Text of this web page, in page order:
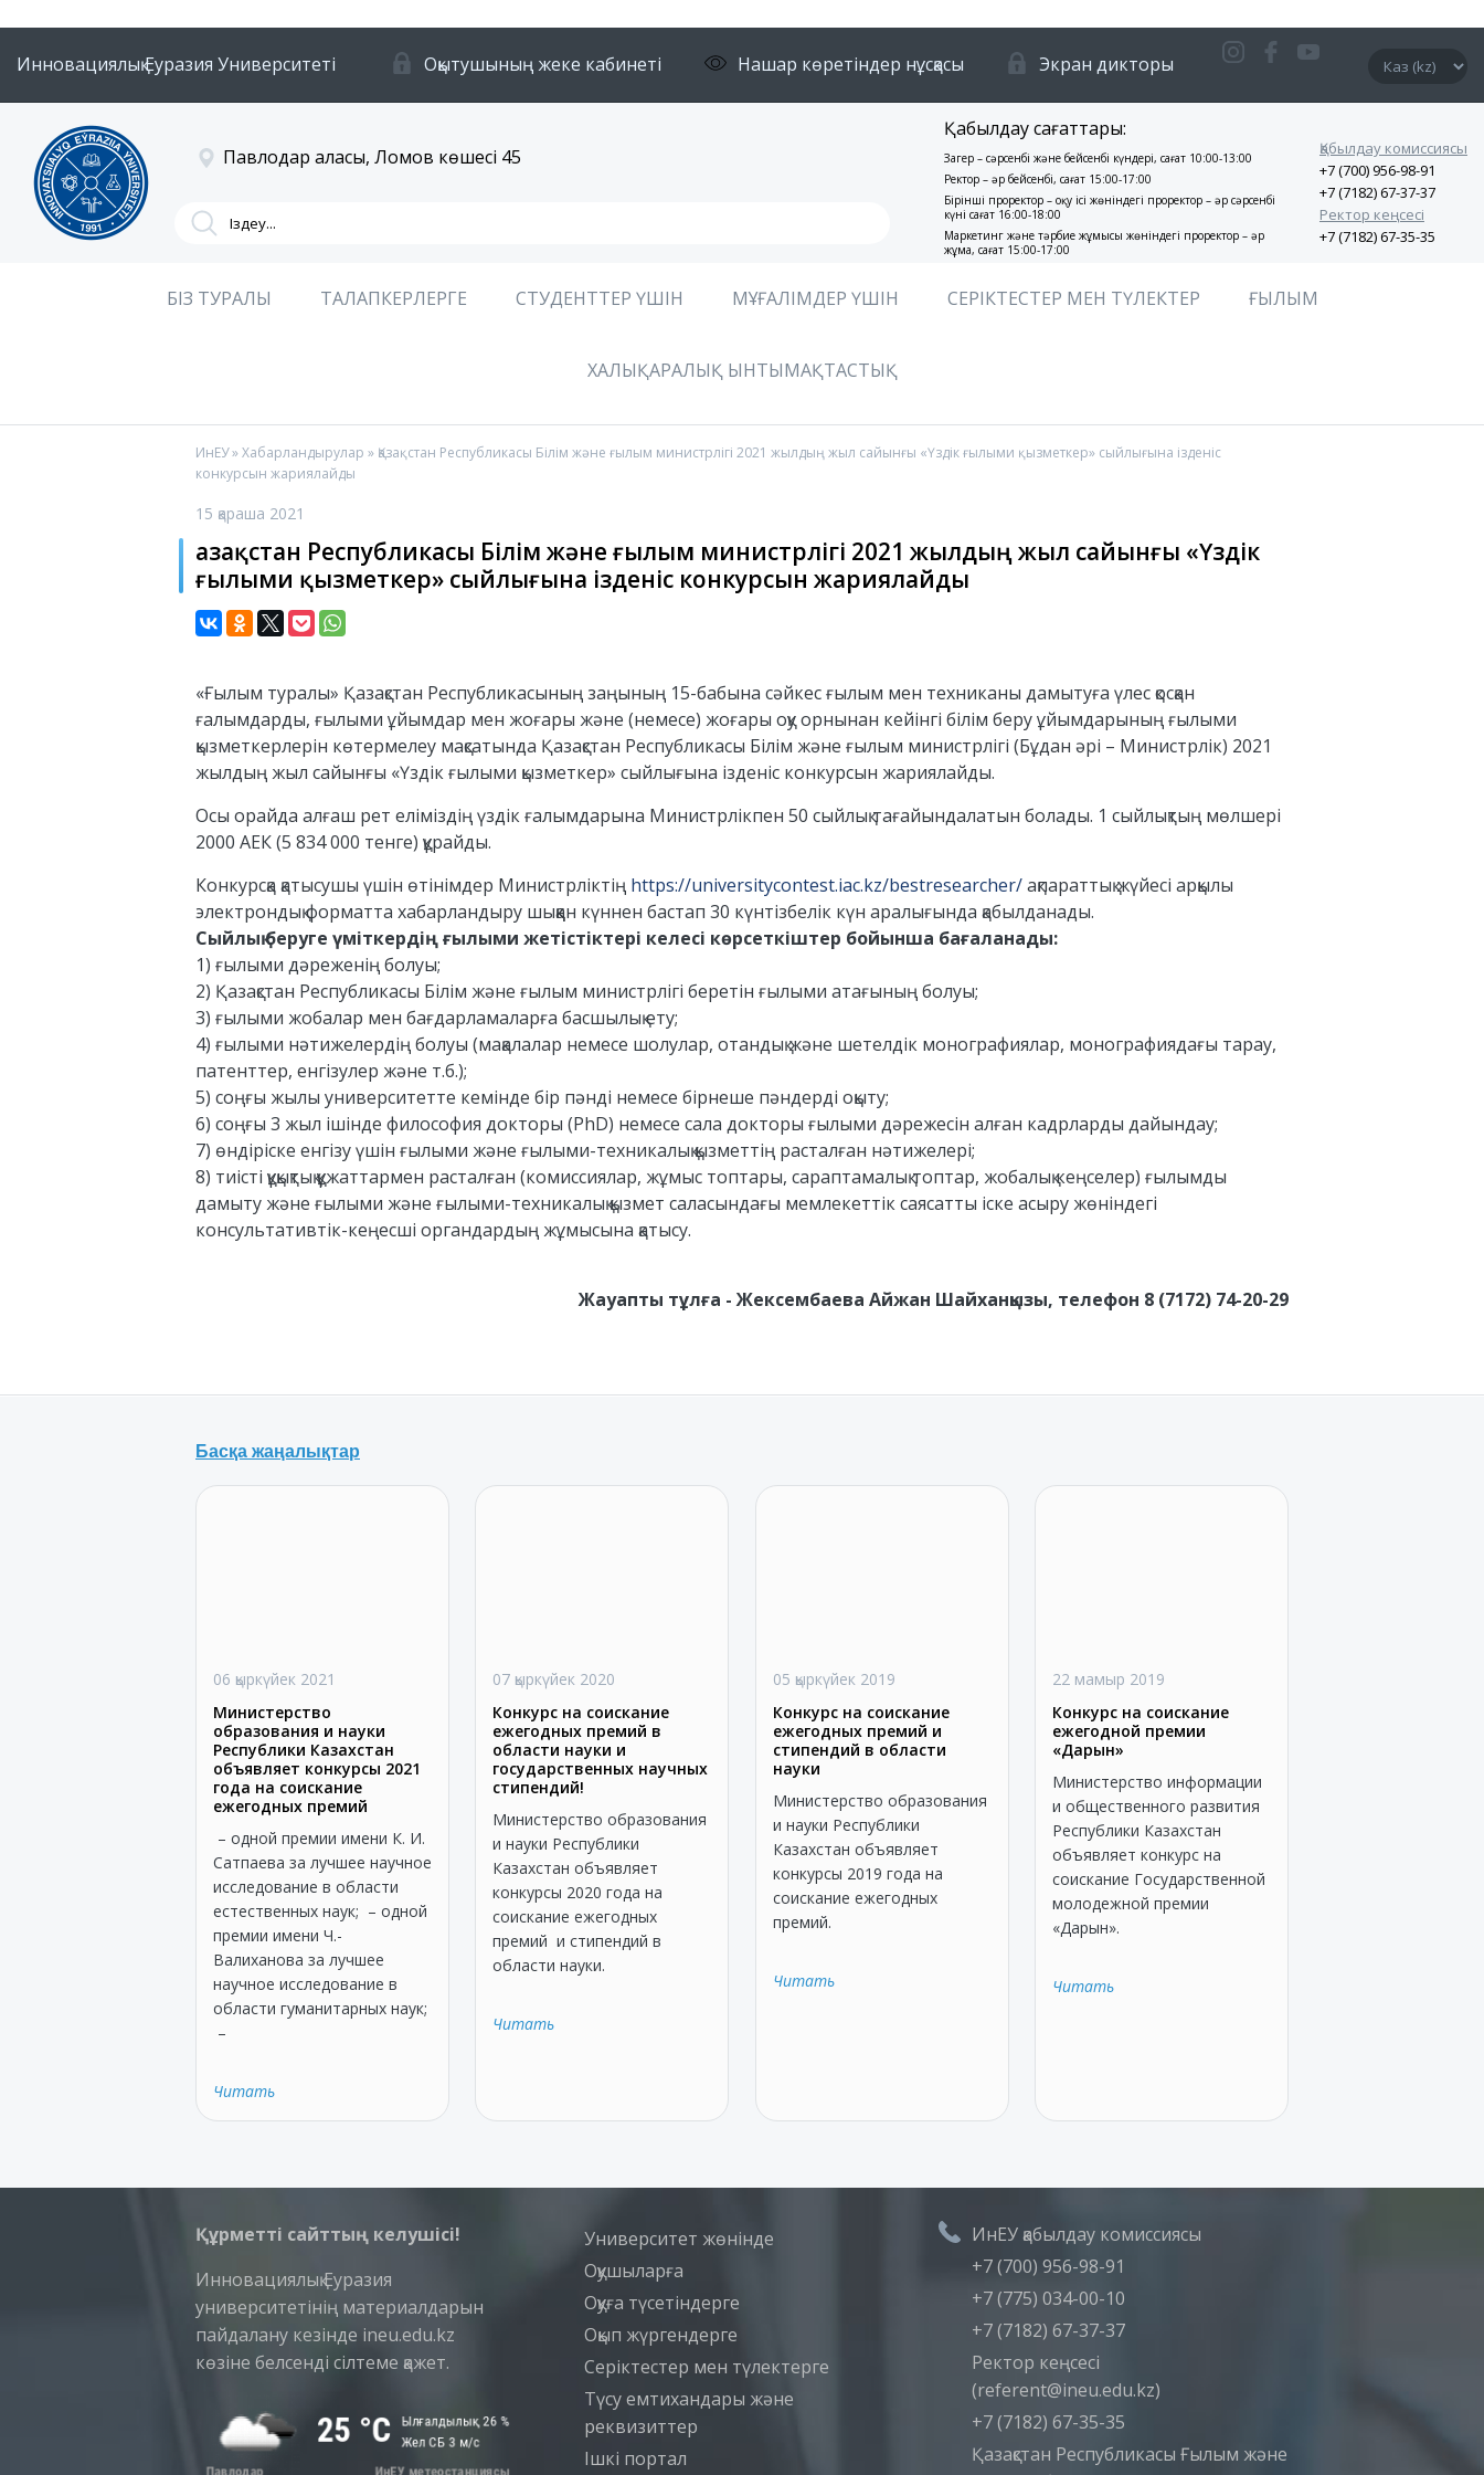
Инновациялық Еуразия Университеті Оқытушының жеке кабинеті Нашар көретіндер нұсқасы Экран дикторы
Павлодар қаласы, Ломов көшесі 45
Қабылдау сағаттары:
Заңгер – сәрсенбі және бейсенбі күндері, сағат 10:00-13:00
Ректор – әр бейсенбі, сағат 15:00-17:00
Бірінші проректор – оқу ісі жөніндегі проректор – әр сәрсенбі
күні сағат 16:00-18:00
Маркетинг және тәрбие жұмысы жөніндегі проректор – әр
жұма, сағат 15:00-17:00
Қабылдау комиссиясы
+7 (700) 956-98-91
+7 (7182) 67-37-37
Ректор кеңсесі
+7 (7182) 67-35-35
БІЗ ТУРАЛЫ ТАЛАПКЕРЛЕРГЕ СТУДЕНТТЕР ҮШІН МҰҒАЛІМДЕР ҮШІН СЕРІКТЕСТЕР МЕН ТҮЛЕКТЕР ҒЫЛЫМ
ХАЛЫҚАРАЛЫҚ ЫНТЫМАҚТАСТЫҚ
ИнЕУ»Хабарландырулар » Қазақстан Республикасы Білім және ғылым министрлігі 2021 жылдың жыл сайынғы «Үздік ғылыми қызметкер» сыйлығына ізденіс
конкурсын жариялайды
15 қараша 2021
Қазақстан Республикасы Білім және ғылым министрлігі 2021 жылдың жыл сайынғы «Үздік
ғылыми қызметкер» сыйлығына ізденіс конкурсын жариялайды
«Ғылым туралы» Қазақстан Республикасының заңының 15-бабына сәйкес ғылым мен техниканы дамытуға үлес қосқан
ғалымдарды, ғылыми ұйымдар мен жоғары және (немесе) жоғары оқу орнынан кейінгі білім беру ұйымдарының ғылыми
қызметкерлерін көтермелеу мақсатында Қазақстан Республикасы Білім және ғылым министрлігі (Бұдан әрі – Министрлік) 2021
жылдың жыл сайынғы «Үздік ғылыми қызметкер» сыйлығына ізденіс конкурсын жариялайды.
Осы орайда алғаш рет еліміздің үздік ғалымдарына Министрлікпен 50 сыйлық тағайындалатын болады. 1 сыйлықтың мөлшері
2000 АЕК (5 834 000 тенге) құрайды.
Конкурсқа қатысушы үшін өтінімдер Министрліктің https://universitycontest.iac.kz/bestresearcher/ақпараттық жүйесі арқылы
электрондық форматта хабарландыру шыққан күннен бастап 30 күнтізбелік күн аралығында қабылданады.
Сыйлық беруге үміткердің ғылыми жетістіктері келесі көрсеткіштер бойынша бағаланады:
1) ғылыми дәреженің болуы;
2) Қазақстан Республикасы Білім және ғылым министрлігі беретін ғылыми атағының болуы;
3) ғылыми жобалар мен бағдарламаларға басшылық ету;
4) ғылыми нәтижелердің болуы (мақалалар немесе шолулар, отандық және шетелдік монографиялар, монографиядағы тарау,
патенттер, енгізулер және т.б.);
5) соңғы жылы университетте кемінде бір пәнді немесе бірнеше пәндерді оқыту;
6) соңғы 3 жыл ішінде философия докторы (PhD) немесе сала докторы ғылыми дәрежесін алған кадрларды дайындау;
7) өндіріске енгізу үшін ғылыми және ғылыми-техникалық қызметтің расталған нәтижелері;
8) тиісті құқықтық құжаттармен расталған (комиссиялар, жұмыс топтары, сараптамалық топтар, жобалық кеңселер) ғылымды
дамыту және ғылыми және ғылыми-техникалық қызмет саласындағы мемлекеттік саясатты іске асыру жөніндегі
консультативтік-кеңесші органдардың жұмысына қатысу.
Жауапты тұлға - Жексембаева Айжан Шайханқызы, телефон 8 (7172) 74-20-29
Басқа жаңалықтар
06 қыркүйек 2021
Министерство
образования и науки
Республики Казахстан
объявляет конкурсы 2021
года на соискание
ежегодных премий
– одной премии имени К. И.
Сатпаева за лучшее научное
исследование в области
естественных наук; – одной
премии имени Ч.-
Валиханова за лучшее
научное исследование в
области гуманитарных наук;
–
Читать
07 қыркүйек 2020
Конкурс на соискание
ежегодных премий в
области науки и
государственных научных
стипендий!
Министерство образования
и науки Республики
Казахстан объявляет
конкурсы 2020 года на
соискание ежегодных
премий и стипендий в
области науки.
Читать
05 қыркүйек 2019
Конкурс на соискание
ежегодных премий и
стипендий в области
науки
Министерство образования
и науки Республики
Казахстан объявляет
конкурсы 2019 года на
соискание ежегодных
премий.
Читать
22 мамыр 2019
Конкурс на соискание
ежегодной премии
«Дарын»
Министерство информации
и общественного развития
Республики Казахстан
объявляет конкурс на
соискание Государственной
молодежной премии
«Дарын».
Читать
Құрметті сайттың келушісі!
Инновациялық Еуразия
университетінің материалдарын
пайдалану кезінде ineu.edu.kz
көзіне белсенді сілтеме қажет.
Университет жөнінде
Оқушыларға
Оқуға түсетіндерге
Оқып жүргендерге
Серіктестер мен түлектерге
Түсу емтихандары және
реквизиттер
Iшкi портал
ИнЕУ қабылдау комиссиясы
+7 (700) 956-98-91
+7 (775) 034-00-10
+7 (7182) 67-37-37
Ректор кеңсесі
(referent@ineu.edu.kz)
+7 (7182) 67-35-35
Қазақстан Республикасы Ғылым және